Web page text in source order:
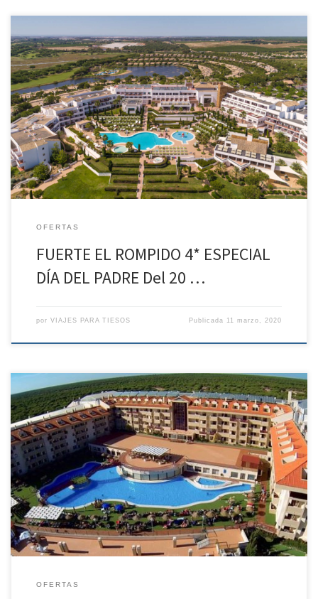
FUERTE EL ROMPIDO 4* ESPECIAL DÍA DEL PADRE Del 20 al 22 de
marzo INFORMACIÓN: PRECIOS POR NOCHE TRIPLE 2 ADT + 2
NIÑOS, NIÑOS COMPARTEN CAMA SUPLET 0.80 CM TRIPLE ADT, 3ER
ADULTO EN SUPLETORIA 0.80 CM OBLIGATORIO ENTRADA CON CENA
Y SALIDA CON ALMUERZO FIN DE SEMANA TEMÁTICO. […]
OFERTAS
FUERTE EL ROMPIDO 4* ESPECIAL
DÍA DEL PADRE Del 20 …
por VIAJES PARA TIESOS Publicada 11 marzo, 2020
OHTELS MAZAGÓN 4* HUELVA DEL 8 AL 12 DE ABRIL PRECIO POR
PERSONA Y NOCHE: 58.25€ EL PRECIO INCLUYE: –4 NOCHES DE
ESTANCIA EN HOTEL EN RÉGIMEN TODO INCLUIDO -AGUA Y VINO.
INFORMACIÓN: NIÑOS 2-12,99 AÑOS DESCUENTOS: 1º GRATIS Y 2º
50%. DESCUENTO DE LA 3ª PERSONA 30%. SUPLENTO INDIVIDUAL
[…]
OFERTAS